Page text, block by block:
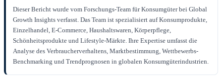
Dieser Bericht wurde vom Forschungs-Team für Konsumgüter bei Global
Growth Insights verfasst. Das Team ist spezialisiert auf Konsumprodukte,
Einzelhandel, E-Commerce, Haushaltswaren, Körperpflege,
Schönheitsprodukte und Lifestyle-Märkte. Ihre Expertise umfasst die
Analyse des Verbraucherverhaltens, Marktbestimmung, Wettbewerbs-
Benchmarking und Trendprognosen in globalen Konsumgüterindustrien.